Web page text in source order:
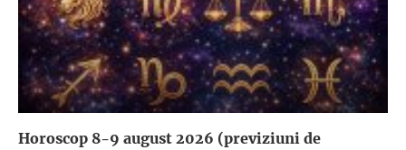
Horoscop 8-9 august 2026 (previziuni de